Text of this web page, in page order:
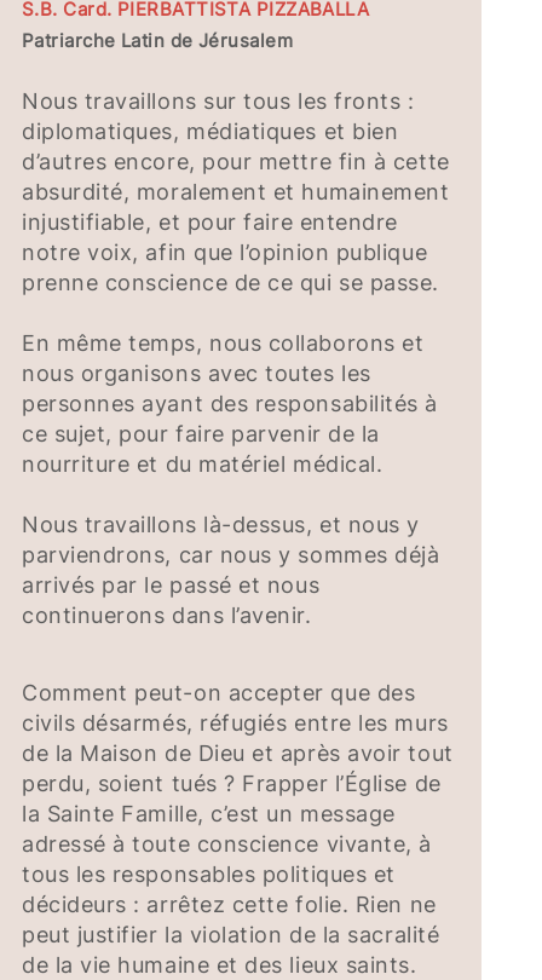
S.B. Card. PIERBATTISTA PIZZABALLA
Patriarche Latin de Jérusalem
Nous travaillons sur tous les fronts :
diplomatiques, médiatiques et bien
d’autres encore, pour mettre fin à cette
absurdité, moralement et humainement
injustifiable, et pour faire entendre
notre voix, afin que l’opinion publique
prenne conscience de ce qui se passe.
En même temps, nous collaborons et
nous organisons avec toutes les
personnes ayant des responsabilités à
ce sujet, pour faire parvenir de la
nourriture et du matériel médical.
Nous travaillons là-dessus, et nous y
parviendrons, car nous y sommes déjà
arrivés par le passé et nous
continuerons dans l’avenir.
Comment peut-on accepter que des
civils désarmés, réfugiés entre les murs
de la Maison de Dieu et après avoir tout
perdu, soient tués ? Frapper l’Église de
la Sainte Famille, c’est un message
adressé à toute conscience vivante, à
tous les responsables politiques et
décideurs : arrêtez cette folie. Rien ne
peut justifier la violation de la sacralité
de la vie humaine et des lieux saints.